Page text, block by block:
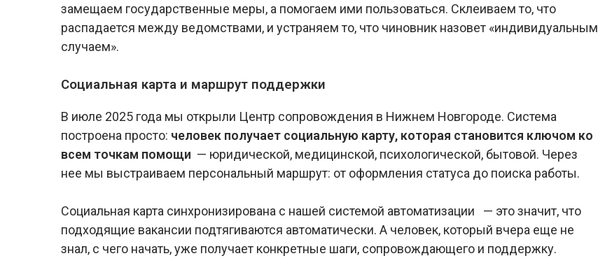
замещаем государственные меры, а помогаем ими пользоваться. Склеиваем то, что
распадается между ведомствами, и устраняем то, что чиновник назовет «индивидуальным
случаем».
Социальная карта и маршрут поддержки
В июле 2025 года мы открыли Центр сопровождения в Нижнем Новгороде. Система
построена просто: человек получает социальную карту, которая становится ключом ко
всем точкам помощи — юридической, медицинской, психологической, бытовой. Через
нее мы выстраиваем персональный маршрут: от оформления статуса до поиска работы.
Социальная карта синхронизирована с нашей системой автоматизации — это значит, что
подходящие вакансии подтягиваются автоматически. А человек, который вчера еще не
знал, с чего начать, уже получает конкретные шаги, сопровождающего и поддержку.